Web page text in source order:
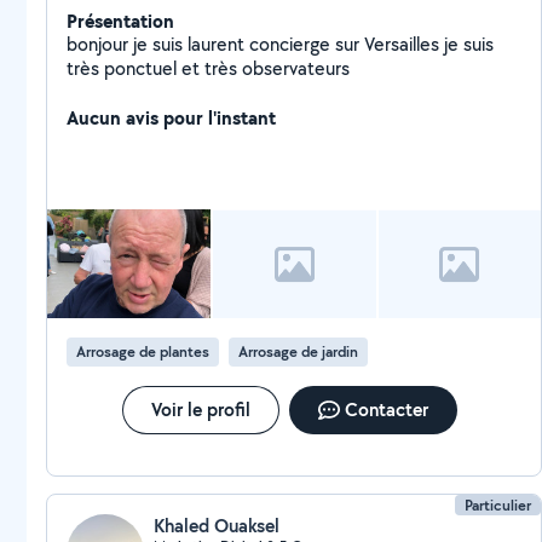
Présentation
bonjour je suis laurent concierge sur Versailles je suis
très ponctuel et très observateurs
Aucun avis pour l'instant
Arrosage de plantes Arrosage de jardin
Voir le profil Contacter
Particulier
Khaled Ouaksel